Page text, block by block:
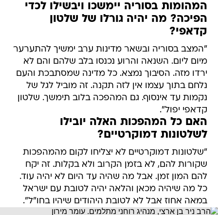
המהומות בסוריה יימשכו ויבשילו לכדי
הפיכה? מה יהיה גורלו של שלטון
קדאפי?
"המצב בסוריה ובשאר מדינות ערב ימשיך להתערער
מיום ליום. השנאה והרוע נכנסו בלב שלהם והם לא
ירדו מזה. הסיבוך נמצא. כל מדינה שמסתבכת והעם
נלחם בתוך עצמו אין לזה תקנה. זה מוביל לגל של
נקמות עד אינסוף. גם המהפכה בלוב תימשך. שלטון
קדאפי יפול".
האם כל המהפכות האלה יובילו
לשלטונות דמוקרטיים?
"שלטונות דמוקרטיים לא יצליחו לקום מהמהפכות
שקורות להם, לא בזמן הקרוב ולא בקלות. זה יקח
להם המון זמן. אבל מה שהיה עד היום לא יהיה עוד.
כל מה שיהיה מכאן והלאה יהיה לטובת עם ישראל
במאה אחוז אבל לא לטובת היהודים שיהיו בחו"ל".